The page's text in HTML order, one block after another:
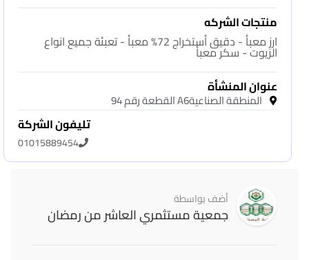
منتجات الشركه
ارز معبأ - دقيق أستخراج 72% معبأ - تعبئة جميع انواع
الزيوت - سكر معبأ
عنوان المنشأة
المنطقة الصناعيةA6 القطعة رقم 94
تليفون الشركة
01015889454
أضف بواسطة
جمعية مستثمري العاشر من رمضان